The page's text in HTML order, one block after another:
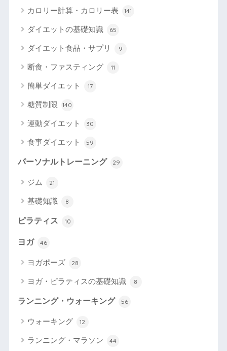
カロリー計算・カロリー表 141
ダイエットの基礎知識 65
ダイエット食品・サプリ 9
断食・ファスティング 11
簡単ダイエット 17
糖質制限 140
運動ダイエット 30
食事ダイエット 59
パーソナルトレーニング 29
ジム 21
基礎知識 8
ピラティス 10
ヨガ 46
ヨガポーズ 28
ヨガ・ピラティスの基礎知識 8
ランニング・ウォーキング 56
ウォーキング 12
ランニング・マラソン 44